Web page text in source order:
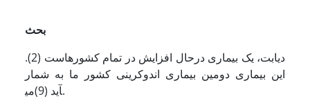
بحث
دیابت، یک بیماری درحال افزایش در تمام کشورهاست (2).
این بیماری دومین بیماری اندوکرینی کشور ما به شمار
می‎آید (9).